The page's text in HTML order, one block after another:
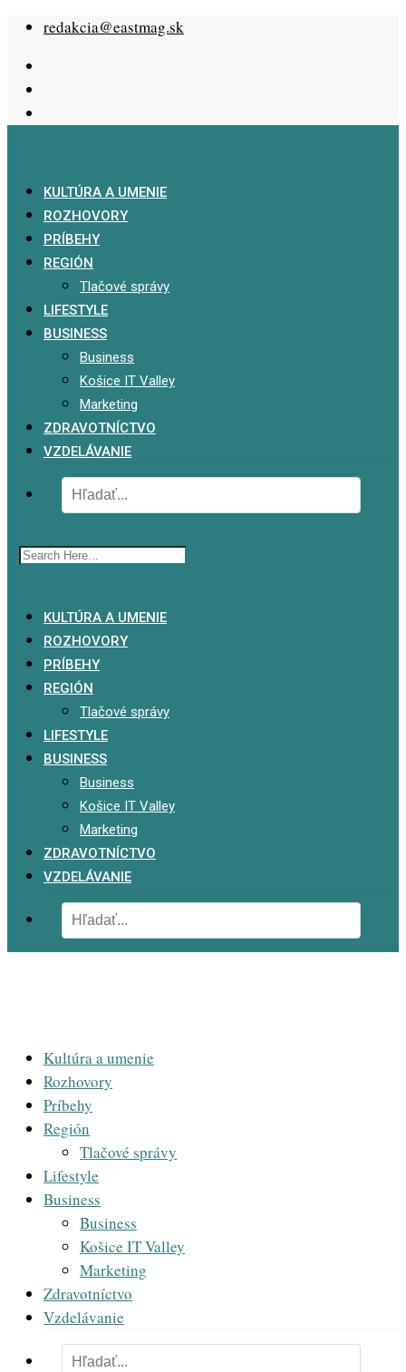
Skip
content
redakcia@eastmag.sk
KULTÚRA A UMENIE
ROZHOVORY
PRÍBEHY
REGIÓN
Tlačové správy
LIFESTYLE
BUSINESS
Business
Košice IT Valley
Marketing
ZDRAVOTNÍCTVO
VZDELÁVANIE
KULTÚRA A UMENIE
ROZHOVORY
PRÍBEHY
REGIÓN
Tlačové správy
LIFESTYLE
BUSINESS
Business
Košice IT Valley
Marketing
ZDRAVOTNÍCTVO
VZDELÁVANIE
Kultúra a umenie
Rozhovory
Príbehy
Región
Tlačové správy
Lifestyle
Business
Business
Košice IT Valley
Marketing
Zdravotníctvo
Vzdelávanie